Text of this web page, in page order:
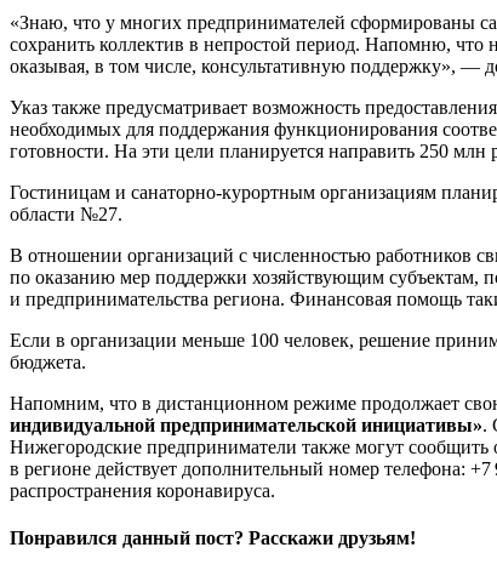
«Знаю, что у многих предпринимателей сформированы
сохранить коллектив в непростой период. Напомню,
оказывая, в том числе, консультативную поддержку», —
Указ также предусматривает возможность предоставления
необходимых для поддержания функционирования
готовности. На эти цели планируется направить 250 млн
Гостиницам и санаторно-курортным организациям
области №27.
В отношении организаций с численностью работников
по оказанию мер поддержки хозяйствующим субъектам,
и предпринимательства региона. Финансовая помощь
Если в организации меньше 100 человек, решение
бюджета.
Напомним, что в дистанционном режиме продолжает
индивидуальной предпринимательской инициативы».
Нижегородские предприниматели также могут
в регионе действует дополнительный номер телефона:
распространения коронавируса.
Понравился данный пост? Расскажи друзьям!